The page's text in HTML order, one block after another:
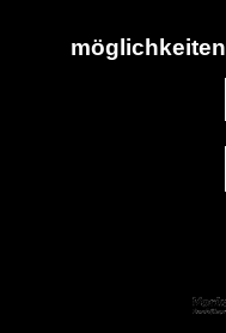
möglich keiten